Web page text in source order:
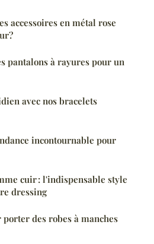
accessoires en métal rose
pantalons à rayures pour un
avec nos bracelets
incontournable pour
cuir : l'indispensable style
dressing
des robes à manches